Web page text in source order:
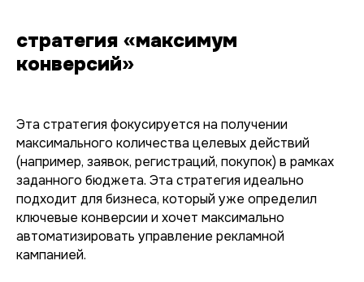
стратегия «максимум
конверсий»
Эта стратегия фокусируется на получении
максимального количества целевых действий
(например, заявок, регистраций, покупок) в рамках
заданного бюджета. Эта стратегия идеально
подходит для бизнеса, который уже определил
ключевые конверсии и хочет максимально
автоматизировать управление рекламной
кампанией.